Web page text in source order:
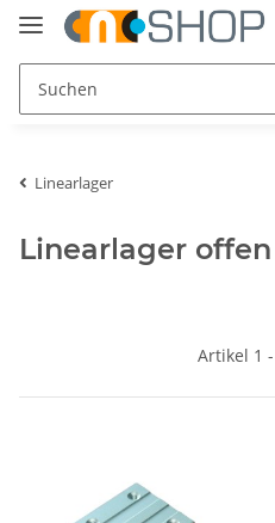
Linearlager
Linearlager offen
Artikel 1